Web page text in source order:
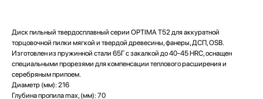
Диск пильный твердосплавный серии OPTIMA T52 для аккуратной
торцовочной пилки мягкой и твердой древесины, фанеры, ДСП, OSB.
Изготовлен из пружинной стали 65Г с закалкой до 40-45 HRC, оснащен
специальными прорезями для компенсации теплового расширения и
серебряным припоем.
Диаметр (мм): 216
Глубина пропила max, (мм): 70
Северодвинск, Ломоносова 85к2
Северодвинск, Никольская 7 к.1
Ежедневно с 09:00
Пн - Пт до 19:00
Вс до 16:00
+ 7 (8184) 50-11-21